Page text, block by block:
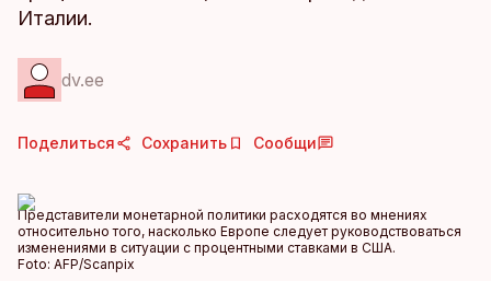
Италии.
dv.ee
Поделиться Сохранить Сообщи
Представители монетарной политики расходятся во мнениях
относительно того, насколько Европе следует руководствоваться
изменениями в ситуации с процентными ставками в США.
Foto: AFP/Scanpix